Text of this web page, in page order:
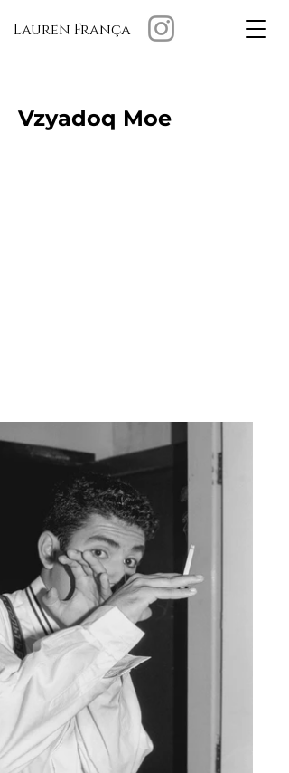
Lauren França
Vzyadoq Moe